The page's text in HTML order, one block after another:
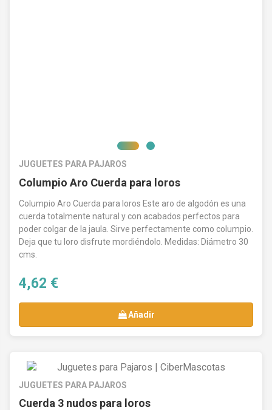
JUGUETES PARA PAJAROS
Columpio Aro Cuerda para loros
Columpio Aro Cuerda para loros Este aro de algodón es una
cuerda totalmente natural y con acabados perfectos para
poder colgar de la jaula. Sirve perfectamente como columpio.
Deja que tu loro disfrute mordiéndolo. Medidas: Diámetro 30
cms.
4,62 €
Añadir
JUGUETES PARA PAJAROS
Cuerda 3 nudos para loros